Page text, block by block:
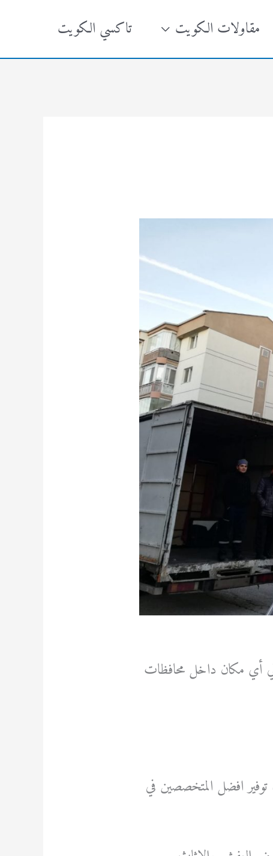
مقاولات الكويت تاكسي الكويت
أي مكان داخل محافظات
افضل المتخصصين في